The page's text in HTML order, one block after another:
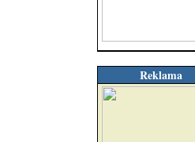
Reklama